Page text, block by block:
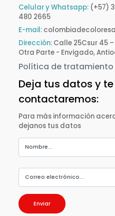
Celular y Whatsapp: (+57)
480 2665
E-mail:
Dirección: Calle 25Csur 45
Otra Parte - Envigado,
Política de
Deja tus datos y te
contactaremos:
Para más información
dejanos tus datos